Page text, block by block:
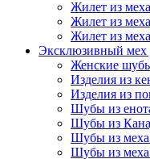
Жилет из
Жилет из
Жилет из
Эксклюзивный
Женские
Изделия из
Изделия из
Шубы из
Шубы из
Шубы из
Шубы из меха